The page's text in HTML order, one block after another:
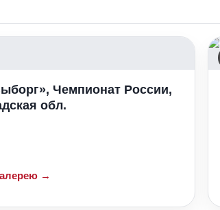
Чемпионат России,
обл.
→